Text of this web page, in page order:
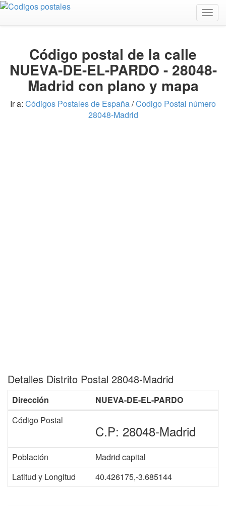
Código postal de la calle
NUEVA-DE-EL-PARDO - 28048-
Madrid con plano y mapa
Ir a: Códigos Postales de España/Codigo Postal número
28048-Madrid
Detalles Distrito Postal 28048-Madrid
Dirección
NUEVA-DE-EL-PARDO
Código Postal
C.P: 28048-Madrid
Población
Madrid capital
Latitud y Longitud
40.426175,-3.685144